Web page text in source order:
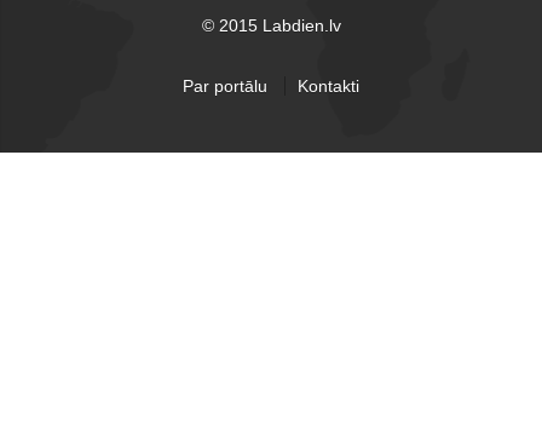
© 2015 Labdien.lv
Par portālu Kontakti